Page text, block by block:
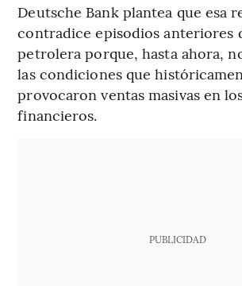
Deutsche Bank plantea que esa
contradice episodios anteriores
petrolera porque, hasta ahora,
las condiciones que
provocaron ventas masivas en
financieros.
PUBLICIDAD